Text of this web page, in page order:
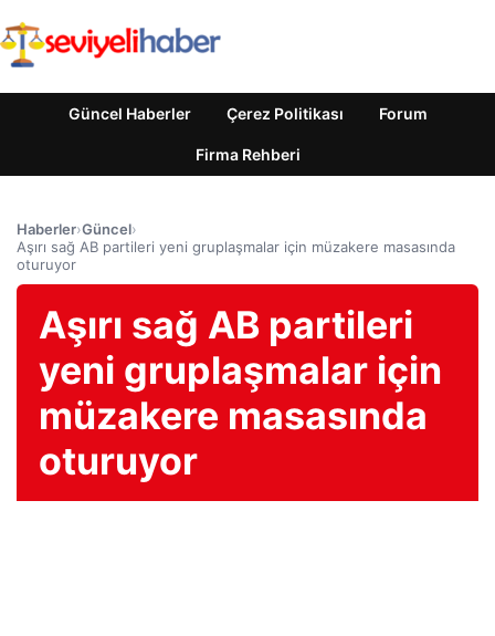
Güncel Haberler Çerez Politikası Forum
Firma Rehberi
Haberler›Güncel›
Aşırı sağ AB partileri yeni gruplaşmalar için müzakere masasında
oturuyor
Aşırı sağ AB partileri
yeni gruplaşmalar için
müzakere masasında
oturuyor